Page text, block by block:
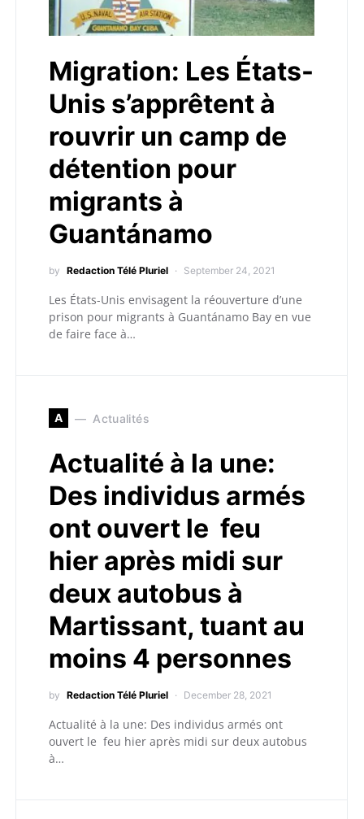
Migration: Les États-
Unis s’apprêtent à
rouvrir un camp de
détention pour
migrants à
Guantánamo
by Redaction Télé Pluriel September 24, 2021
Les États-Unis envisagent la réouverture d’une
prison pour migrants à Guantánamo Bay en vue
de faire face à…
A Actualités
Actualité à la une:
Des individus armés
ont ouvert le feu
hier après midi sur
deux autobus à
Martissant, tuant au
moins 4 personnes
by Redaction Télé Pluriel December 28, 2021
Actualité à la une: Des individus armés ont
ouvert le feu hier après midi sur deux autobus
à…